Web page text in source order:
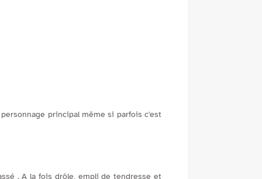
principal même si parfois c'est
. A la fois drôle, empli de tendresse et